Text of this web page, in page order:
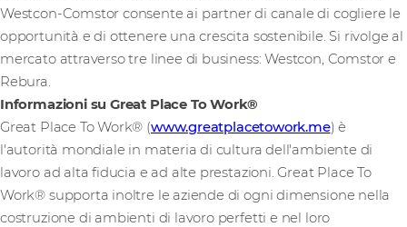
Westcon-Comstor consente ai partner di canale di cogliere le
opportunità e di ottenere una crescita sostenibile. Si rivolge al
mercato attraverso tre linee di business: Westcon, Comstor e
Rebura.
Informazioni su Great Place To Work®
Great Place To Work® (www.greatplacetowork.me) è
l'autorità mondiale in materia di cultura dell'ambiente di
lavoro ad alta fiducia e ad alte prestazioni. Great Place To
Work® supporta inoltre le aziende di ogni dimensione nella
costruzione di ambienti di lavoro perfetti e nel loro